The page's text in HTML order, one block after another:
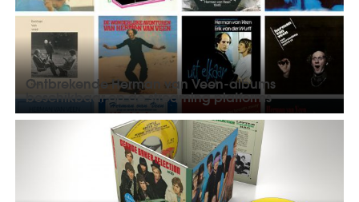
Ontbrekende Herman van Veen-albums
beschikbaar op de streaming platforms